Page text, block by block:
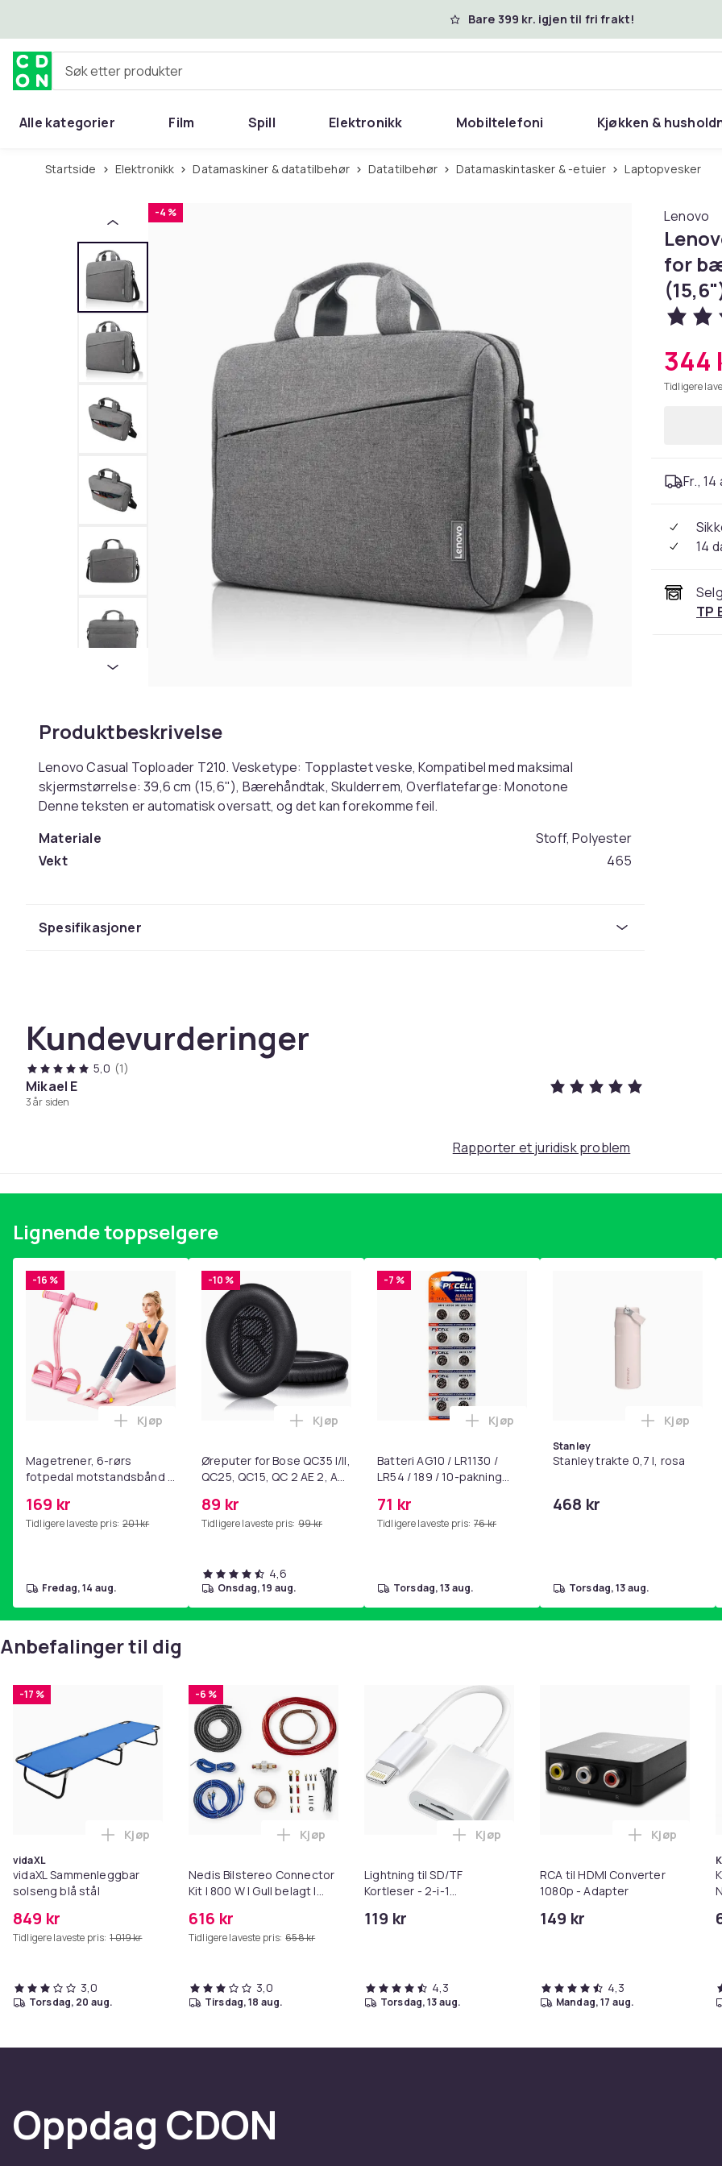
Bare 399 kr. igjen til fri frakt!
Søk etter produkter
Alle kategorier Film Spill Elektronikk Mobiltelefoni Kjøkken &
Startside Elektronikk Datamaskiner & datatilbehør Datatilbehør Datamaskintasker & -etuier Laptopvesker
-4 %
Produktbeskrivelse
Lenovo Casual Toploader T210. Vesketype: Topplastet veske, Kompatibel med maksimal
skjermstørrelse: 39,6 cm (15,6"), Bærehåndtak, Skulderrem, Overflatefarge: Monotone
Denne teksten er automatisk oversatt, og det kan forekomme feil.
Materiale
Stoff, Polyester
Vekt
465
Spesifikasjoner
Kundevurderinger
5,0 (1)
Mikael E
3 år siden
Lenovo
for
344
Tidligere
Fr.,
14
TP
Rapporter et juridisk problem
Lignende toppselgere
-16 %
Magetrener, 6-rørs
fotpedal motstandsbånd -
yoga og
hjemmegymnastikk Pink
169 kr
Tidligere laveste pris: 201 kr
Legg Magetrener, 6-rørs fotpedal motstandsbånd - mage- og kjernetrening, yoga og
Kjøp
fredag, 14 aug.
-10 %
Øreputer for Bose QC35 I/II,
QC25, QC15, QC 2 AE 2, AE
SoundLink Black
89 kr
Tidligere laveste pris: 99 kr
Legg Øreputer for Bose QC35 I/II, QC25, QC15, QC 2 AE 2, AE 2i, AE 2w,
Kjøp
4,6
onsdag, 19 aug.
-7 %
Batteri AG10 / LR1130 /
LR54 / 189 / 10-pakning
71 kr
Tidligere laveste pris: 76 kr
Legg Batteri AG10 / LR1130 / LR54 / 189
Kjøp
torsdag, 13 aug.
Stanley
Stanley trakte 0,7 l, rosa
468 kr
Legg
Kjøp
torsdag, 13 aug.
Anbefalinger til dig
-17 %
vidaXL
vidaXL Sammenleggbar
solseng blå stål
849 kr
Tidligere laveste pris: 1 019 kr
Legg vidaXL Sammenleggbar solseng blå stål i handlekurven
Kjøp
3,0
torsdag, 20 aug.
-6 %
Nedis Bilstereo Connector
Kit | 800 W | Gull belagt |
616 kr
Tidligere laveste pris: 658 kr
Legg Nedis Bilstereo Connector Kit | 800 W | Gull belagt | Gaveeske i
Kjøp
3,0
tirsdag, 18 aug.
Lightning til SD/TF
Kortleser - 2-i-1
iPhone/iPad
119 kr
Legg Lightning til SD/TF Kortleser - 2-i-1
Kjøp
4,3
torsdag, 13 aug.
RCA til HDMI Converter
1080p - Adapter
149 kr
Legg RCA
Kjøp
4,3
mandag, 17 aug.
Oppdag CDON